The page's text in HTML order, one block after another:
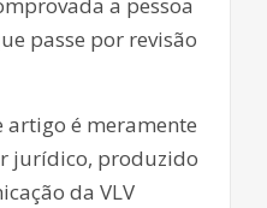
a pessoa
passe por revisão
artigo é meramente
jurídico, produzido
da VLV